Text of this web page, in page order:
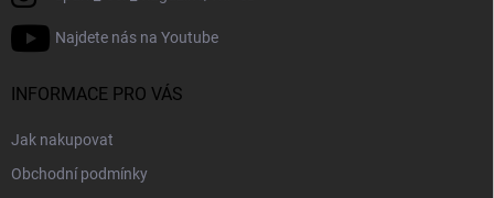
Najdete nás na Youtube
INFORMACE PRO VÁS
Jak nakupovat
Obchodní podmínky